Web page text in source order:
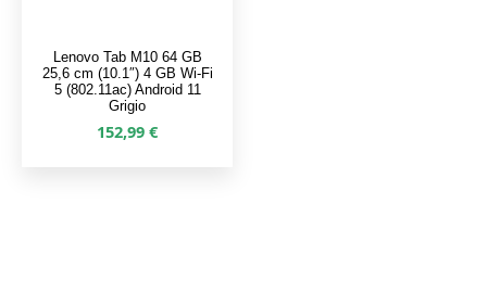
Lenovo Tab M10 64 GB
25,6 cm (10.1″) 4 GB Wi-Fi
5 (802.11ac) Android 11
Grigio
152,99 €